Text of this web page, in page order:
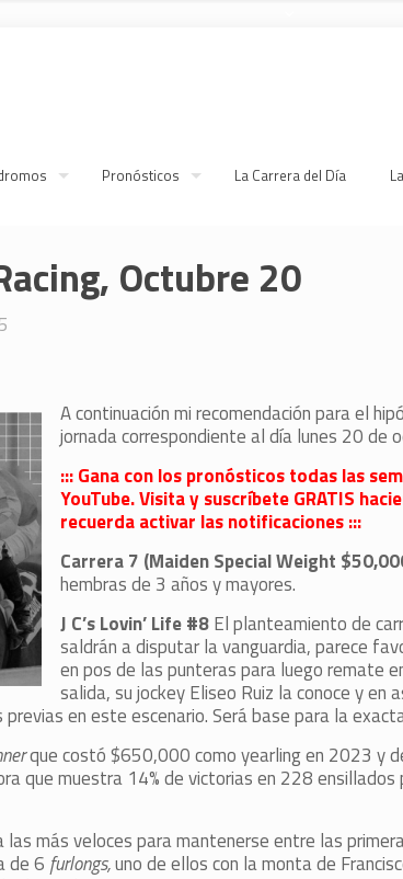
Pronósticos La Carrera del Día
Octubre 20
A continuación mi recomendación para el
jornada correspondiente al día lunes 20 de
::: Gana con los pronósticos todas las
YouTube. Visita y suscríbete GRATIS
recuerda activar las notificaciones :::
Carrera 7 (Maiden Special Weight
hembras de 3 años y mayores.
J C’s Lovin’ Life #8El planteamiento de
saldrán a disputar la vanguardia, parece
en pos de las punteras para luego remate
salida, su jockey Eliseo Ruiz la conoce y en
en este escenario. Será base para la
que costó $650,000 como yearling en 2023 y
que muestra 14% de victorias en 228
las más veloces para mantenerse entre las
de 6 furlongs,uno de ellos con la monta de